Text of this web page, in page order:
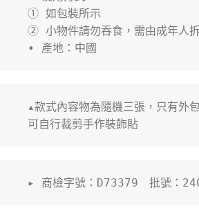
① 如包裝所示
② 小物件請勿吞食，需由成年人
• 產地：中國
▴款式內容物為隨機三張，只有外
可自行裁剪手作裝飾貼
▸ 商檢字號：D73379　批號：